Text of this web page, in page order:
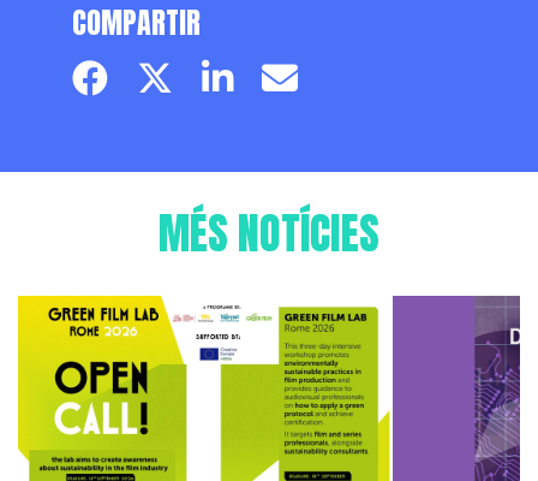
COMPARTIR
Facebook pageTwitter page
LinkedinEmail
MÉS NOTÍCIES